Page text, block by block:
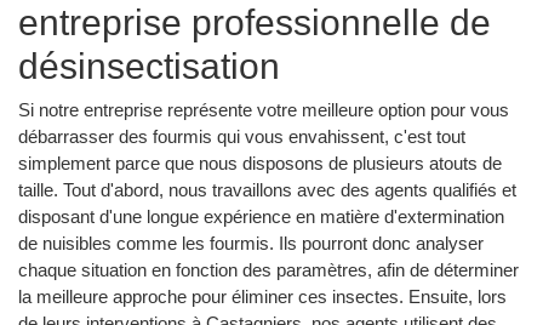
entreprise professionnelle de
désinsectisation
Si notre entreprise représente votre meilleure option pour vous
débarrasser des fourmis qui vous envahissent, c'est tout
simplement parce que nous disposons de plusieurs atouts de
taille. Tout d'abord, nous travaillons avec des agents qualifiés et
disposant d'une longue expérience en matière d'extermination
de nuisibles comme les fourmis. Ils pourront donc analyser
chaque situation en fonction des paramètres, afin de déterminer
la meilleure approche pour éliminer ces insectes. Ensuite, lors